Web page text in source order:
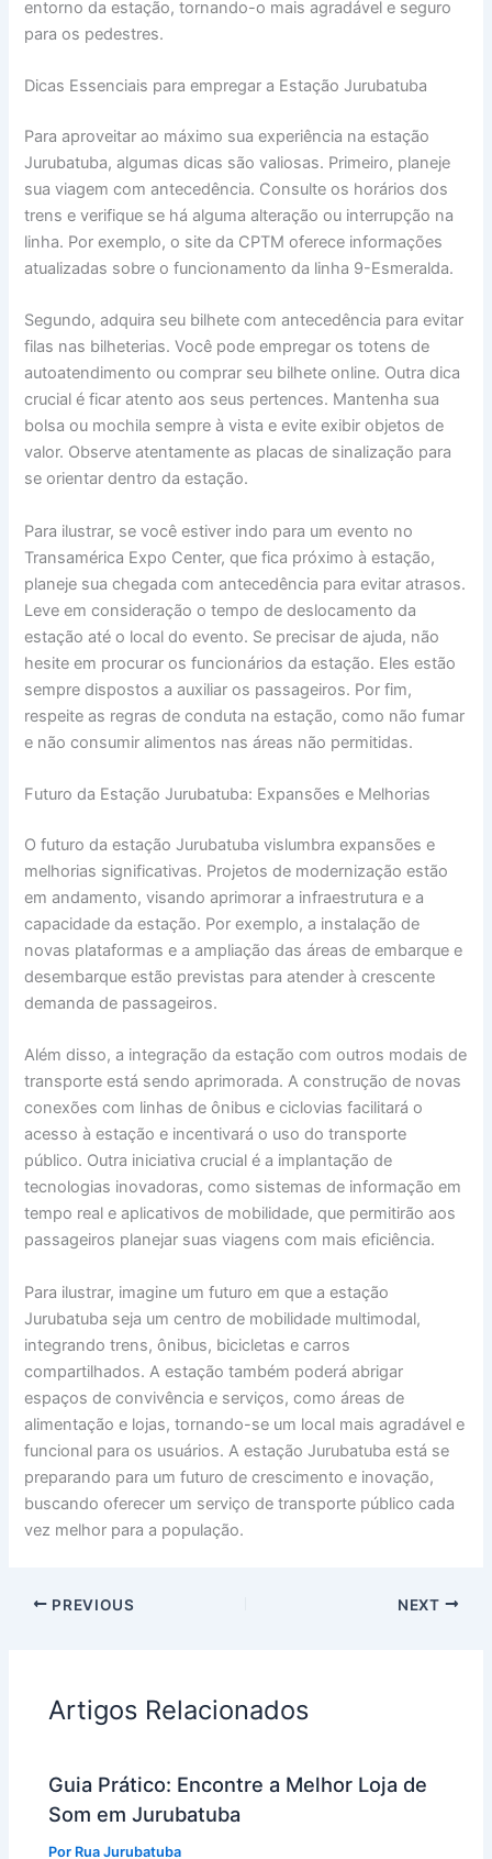
entorno da estação, tornando-o mais agradável e seguro
para os pedestres.
Dicas Essenciais para empregar a Estação Jurubatuba
Para aproveitar ao máximo sua experiência na estação
Jurubatuba, algumas dicas são valiosas. Primeiro, planeje
sua viagem com antecedência. Consulte os horários dos
trens e verifique se há alguma alteração ou interrupção na
linha. Por exemplo, o site da CPTM oferece informações
atualizadas sobre o funcionamento da linha 9-Esmeralda.
Segundo, adquira seu bilhete com antecedência para evitar
filas nas bilheterias. Você pode empregar os totens de
autoatendimento ou comprar seu bilhete online. Outra dica
crucial é ficar atento aos seus pertences. Mantenha sua
bolsa ou mochila sempre à vista e evite exibir objetos de
valor. Observe atentamente as placas de sinalização para
se orientar dentro da estação.
Para ilustrar, se você estiver indo para um evento no
Transamérica Expo Center, que fica próximo à estação,
planeje sua chegada com antecedência para evitar atrasos.
Leve em consideração o tempo de deslocamento da
estação até o local do evento. Se precisar de ajuda, não
hesite em procurar os funcionários da estação. Eles estão
sempre dispostos a auxiliar os passageiros. Por fim,
respeite as regras de conduta na estação, como não fumar
e não consumir alimentos nas áreas não permitidas.
Futuro da Estação Jurubatuba: Expansões e Melhorias
O futuro da estação Jurubatuba vislumbra expansões e
melhorias significativas. Projetos de modernização estão
em andamento, visando aprimorar a infraestrutura e a
capacidade da estação. Por exemplo, a instalação de
novas plataformas e a ampliação das áreas de embarque e
desembarque estão previstas para atender à crescente
demanda de passageiros.
Além disso, a integração da estação com outros modais de
transporte está sendo aprimorada. A construção de novas
conexões com linhas de ônibus e ciclovias facilitará o
acesso à estação e incentivará o uso do transporte
público. Outra iniciativa crucial é a implantação de
tecnologias inovadoras, como sistemas de informação em
tempo real e aplicativos de mobilidade, que permitirão aos
passageiros planejar suas viagens com mais eficiência.
Para ilustrar, imagine um futuro em que a estação
Jurubatuba seja um centro de mobilidade multimodal,
integrando trens, ônibus, bicicletas e carros
compartilhados. A estação também poderá abrigar
espaços de convivência e serviços, como áreas de
alimentação e lojas, tornando-se um local mais agradável e
funcional para os usuários. A estação Jurubatuba está se
preparando para um futuro de crescimento e inovação,
buscando oferecer um serviço de transporte público cada
vez melhor para a população.
PREVIOUS NEXT
Artigos Relacionados
Guia Prático: Encontre a Melhor Loja de
Som em Jurubatuba
Por Rua Jurubatuba